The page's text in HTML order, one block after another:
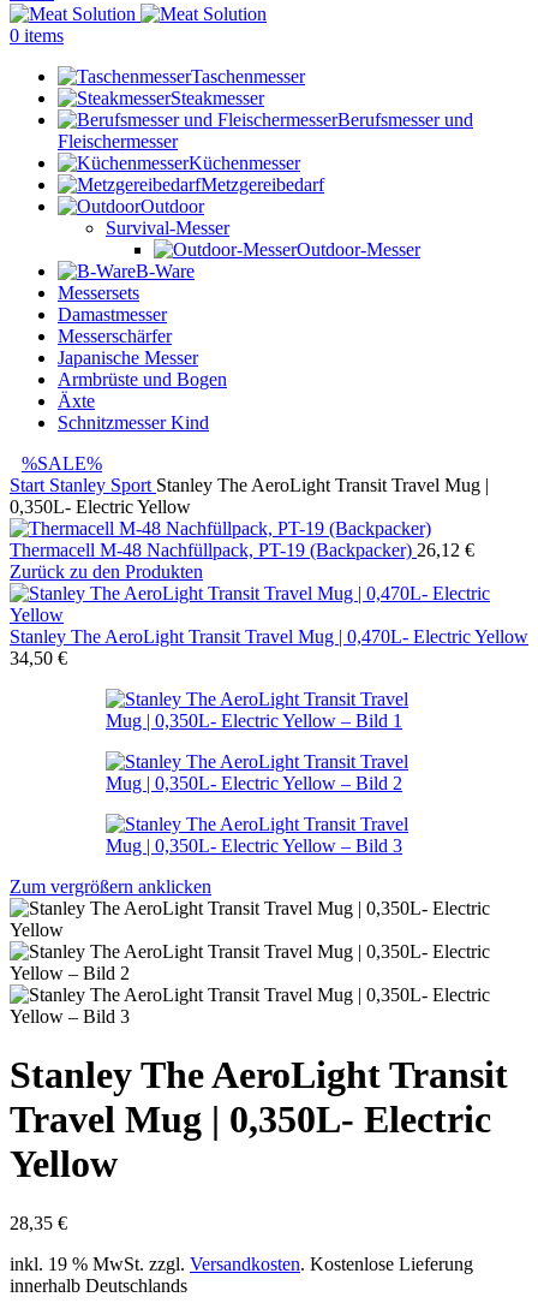
0 items
Taschenmesser
Steakmesser
Berufsmesser und
Fleischermesser
Küchenmesser
Metzgereibedarf
Outdoor
Survival-Messer
Outdoor-Messer
B-Ware
Messersets
Damastmesser
Messerschärfer
Japanische Messer
Armbrüste und Bogen
Äxte
Schnitzmesser Kind
%SALE%
Start Stanley Sport Stanley The AeroLight Transit Travel Mug |
0,350L- Electric Yellow
Thermacell M-48 Nachfüllpack, PT-19 (Backpacker) 26,12 €
Zurück zu den Produkten
Stanley The AeroLight Transit Travel Mug | 0,470L- Electric Yellow
34,50 €
Zum vergrößern anklicken
Stanley The AeroLight Transit
Travel Mug | 0,350L- Electric
Yellow
28,35 €
inkl. 19 % MwSt. zzgl. Versandkosten. Kostenlose Lieferung
innerhalb Deutschlands